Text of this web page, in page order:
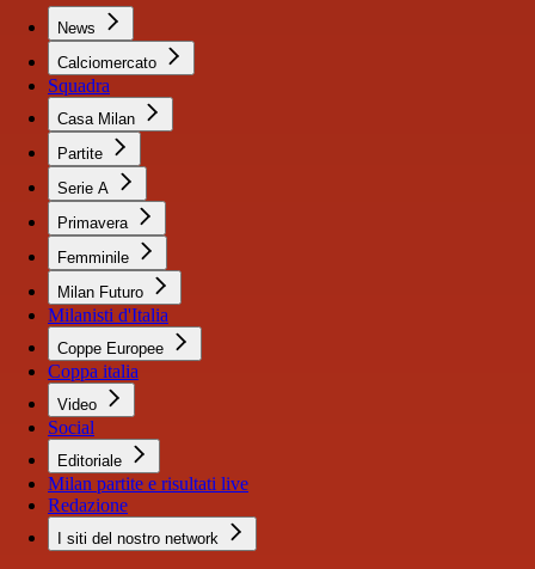
News
Calciomercato
Squadra
Casa Milan
Partite
Serie A
Primavera
Femminile
Milan Futuro
Milanisti d'Italia
Coppe Europee
Coppa italia
Video
Social
Editoriale
Milan partite e risultati live
Redazione
I siti del nostro network